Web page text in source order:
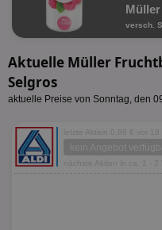
versch.
Aktuelle Müller
Selgros
aktuelle Preise von Sonntag, den
letzte Aktion 0,89 € vor 18
kein Angebot
nächste Aktion in ca. 1 - 2